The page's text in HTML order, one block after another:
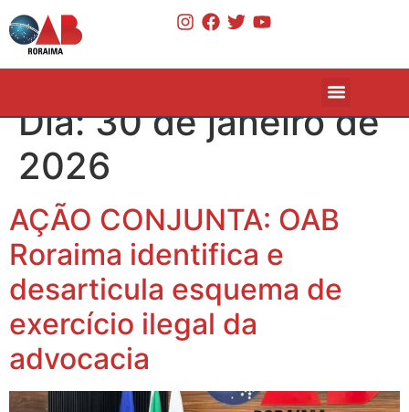
Dia:30 de janeiro de
2026
AÇÃO CONJUNTA: OAB
Roraima identifica e
desarticula esquema de
exercício ilegal da
advocacia